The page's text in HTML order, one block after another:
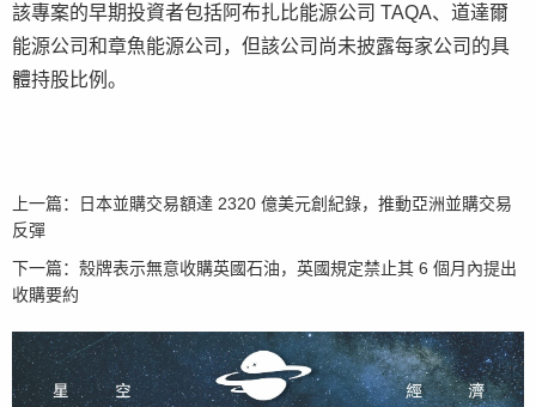
該專案的早期投資者包括阿布扎比能源公司 TAQA、道達爾
能源公司和章魚能源公司，但該公司尚未披露每家公司的具
體持股比例。
上一篇：
日本並購交易額達 2320 億美元創紀錄，推動亞洲並購交易
反彈
下一篇： 殼牌表示無意收購英國石油，英國規定禁止其 6 個月內提出
收購要約